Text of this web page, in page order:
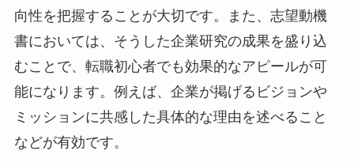
向性を把握することが大切です。また、志望動機
書においては、そうした企業研究の成果を盛り込
むことで、転職初心者でも効果的なアピールが可
能になります。例えば、企業が掲げるビジョンや
ミッションに共感した具体的な理由を述べること
などが有効です。